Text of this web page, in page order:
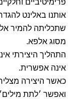
פרימיטיביים
אותנו באלינט
שתכליתה להמיר
מסוג אלפא.
התהליך היצירתי
אינה אפשרית.
כאשר היצירה
ואפשר ׳לתת